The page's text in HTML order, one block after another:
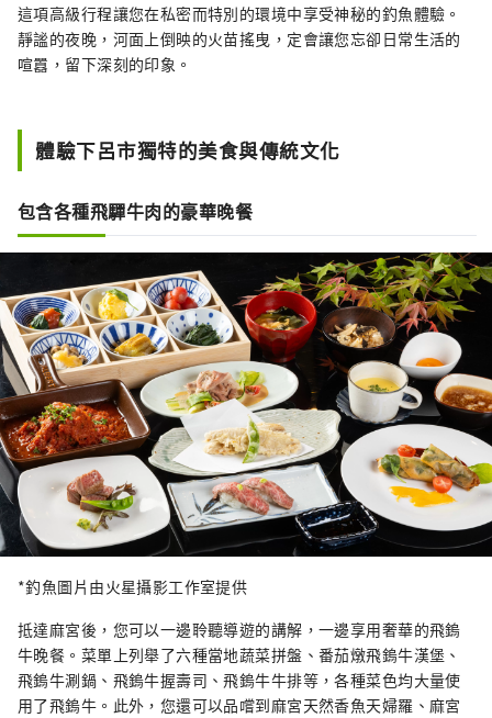
這項高級行程讓您在私密而特別的環境中享受神秘的釣魚體驗。
靜謐的夜晚，河面上倒映的火苗搖曳，定會讓您忘卻日常生活的
喧囂，留下深刻的印象。
體驗下呂市獨特的美食與傳統文化
包含各種飛驒牛肉的豪華晚餐
*釣魚圖片由火星攝影工作室提供
抵達麻宮後，您可以一邊聆聽導遊的講解，一邊享用奢華的飛鎢
牛晚餐。菜單上列舉了六種當地蔬菜拼盤、番茄燉飛鎢牛漢堡、
飛鎢牛涮鍋、飛鎢牛握壽司、飛鎢牛牛排等，各種菜色均大量使
用了飛鎢牛。此外，您還可以品嚐到麻宮天然香魚天婦羅、麻宮